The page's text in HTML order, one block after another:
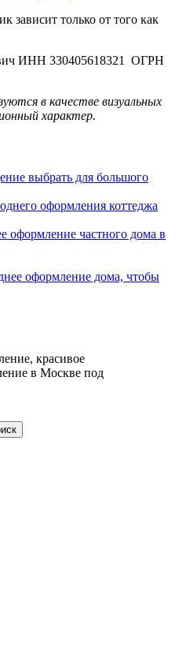
зависит только от того как
ИНН 330405618321 ОГРН
в качестве визуальных
характер.
выбрать для большого
оформления коттеджа
оформление частного дома в
оформление дома, чтобы
красивое
в Москве под